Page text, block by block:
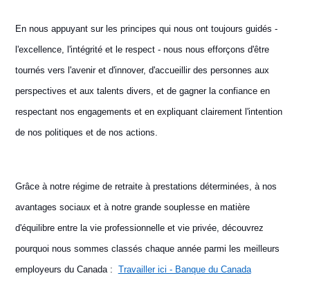
En nous appuyant sur les principes qui nous ont toujours guidés -
l'excellence, l'intégrité et le respect - nous nous efforçons d'être
tournés vers l'avenir et d'innover, d'accueillir des personnes aux
perspectives et aux talents divers, et de gagner la confiance en
respectant nos engagements et en expliquant clairement l'intention
de nos politiques et de nos actions.
Grâce à notre régime de retraite à prestations déterminées, à nos
avantages sociaux et à notre grande souplesse en matière
d'équilibre entre la vie professionnelle et vie privée, découvrez
pourquoi nous sommes classés chaque année parmi les meilleurs
employeurs du Canada : Travailler ici - Banque du Canada